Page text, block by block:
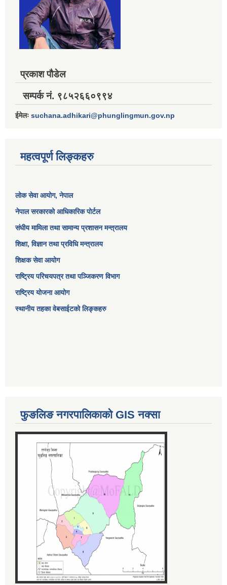
प्रकाश पौडेल
सम्पर्क नं. ९८५२६६०९९४
ईमेलः suchana.adhikari@phunglingmun.gov.np
महत्वपूर्ण लिङ्कहरु
लोक सेवा आयोग, नेपाल
नेपाल सरकारको आधिकारिक पोर्टल
संघीय मामिला तथा सामान्य प्रशासन मन्त्रालय
शिक्षा, विज्ञान तथा प्रविधि मन्त्रालय
शिक्षक सेवा आयोग
राष्ट्रिय परिचयपत्र तथा पञ्जिकरण विभाग
राष्ट्रिय योजना आयोग
स्थानीय तहका वेबसाईटको लिङ्कहरु
फुङलिङ नगरपालिकाको GIS नक्सा